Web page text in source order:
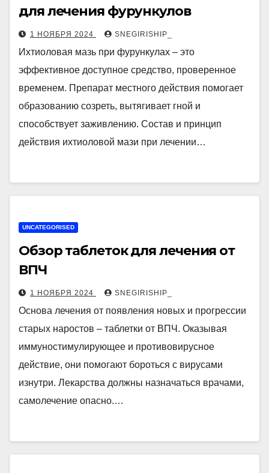
для лечения фурункулов
1 НОЯБРЯ 2024 SNEGIRISHIP_
Ихтиоловая мазь при фурункулах – это
эффективное доступное средство, проверенное
временем. Препарат местного действия помогает
образованию созреть, вытягивает гной и
способствует заживлению. Состав и принцип
действия ихтиоловой мази при лечении…
UNCATEGORISED
Обзор таблеток для лечения от
ВПЧ
1 НОЯБРЯ 2024 SNEGIRISHIP_
Основа лечения от появления новых и прогрессии
старых наростов – таблетки от ВПЧ. Оказывая
иммуностимулирующее и противовирусное
действие, они помогают бороться с вирусами
изнутри. Лекарства должны назначаться врачами,
самолечение опасно.…